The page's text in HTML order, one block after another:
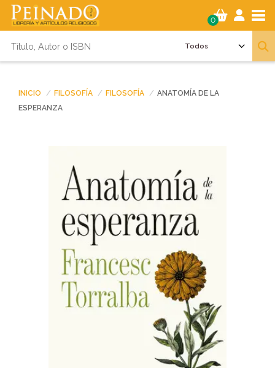
0
INICIO FILOSOFÍA FILOSOFÍA
ANATOMÍA DE LA
ESPERANZA